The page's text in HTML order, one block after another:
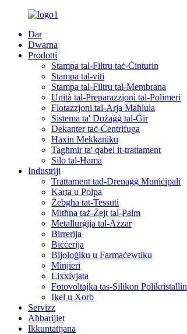
Dar
Dwarna
Prodotti
Stampa tal-Filtru taċ-Ċinturin
Stampa tal-viti
Stampa tal-Filtru tal-Membrana
Unità tal-Preparazzjoni tal-Polimeri
Flotazzjoni tal-Arja Maħlula
Sistema ta' Dożaġġ tal-Ġir
Dekanter taċ-Ċentrifuga
Ħaxin Mekkaniku
Tagħmir ta' qabel it-trattament
Silo tal-Ħama
Industriji
Trattament tad-Drenaġġ Muniċipali
Karta u Polpa
Żebgħa tat-Tessuti
Mitħna taż-Żejt tal-Palm
Metallurġija tal-Azzar
Birrerija
Biċċerija
Bijoloġiku u Farmaċewtiku
Minjieri
Lixxivjata
Fotovoltajka tas-Silikon Polikristallin
Ikel u Xorb
Servizz
Aħbarijiet
Ikkuntattjana